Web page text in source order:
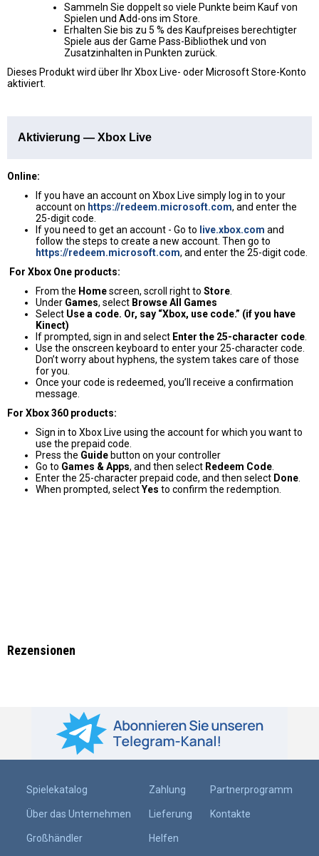
Sammeln Sie doppelt so viele Punkte beim Kauf von
Spielen und Add-ons im Store.
Erhalten Sie bis zu 5 % des Kaufpreises berechtigter
Spiele aus der Game Pass-Bibliothek und von
Zusatzinhalten in Punkten zurück.
Dieses Produkt wird über Ihr Xbox Live- oder Microsoft Store-Konto
aktiviert.
Aktivierung — Xbox Live
Online:
If you have an account on Xbox Live simply log in to your
account on https://redeem.microsoft.com, and enter the
25-digit code.
If you need to get an account - Go to live.xbox.com and
follow the steps to create a new account. Then go to
https://redeem.microsoft.com, and enter the 25-digit code.
For Xbox One products:
From the Homescreen, scroll right to Store
Under Games, select Browse All Games
Select Use a code. Or, say “Xbox, use code.” (if you have
Kinect)
If prompted, sign in and select Enter the 25-character code
Use the onscreen keyboard to enter your 25-character code.
Don’t worry about hyphens, the system takes care of those
for you.
Once your code is redeemed, you’ll receive a confirmation
message.
For Xbox 360 products:
Sign in to Xbox Live using the account for which you want to
use the prepaid code.
Press the Guidebutton on your controller
Go to Games & Apps, and then select Redeem Code
Enter the 25-character prepaid code, and then select Done
When prompted, selectYes to confirm the redemption.
Rezensionen
Spielekatalog
Über das Unternehmen
Großhändler
Zahlung
Lieferung
Helfen
Partnerprogramm
Kontakte